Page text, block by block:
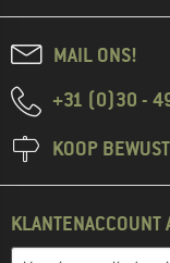
MAIL ONS!
+31 (0)30 -
KOOP BEWUST
KLANTENACCOUNT
Vul je e-mailadres